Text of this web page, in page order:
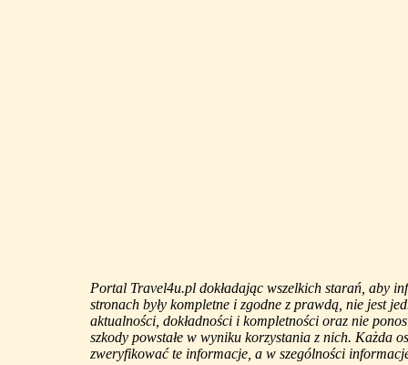
Portal Travel4u.pl dokładając wszelkich starań, aby
stronach były kompletne i zgodne z prawdą, nie jest
aktualności, dokładności i kompletności oraz nie
szkody powstałe w wyniku korzystania z nich. Każda
zweryfikować te informacje, a w szególności